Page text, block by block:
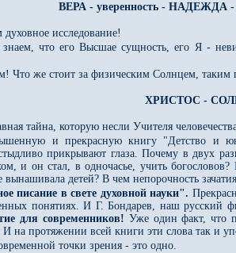
ВЕРА - уверенность - НАДЕЖДА
исследование!
что его Высшае сущность, его Я -
Что же стоит за физическим Солнцем,
ХРИСТОС -
тайна, которую несли Учителя
и прекрасную книгу "Детство и
прикрывают глаза. Почему в двух
и он стал, в одночасье, учить
детей? В чем непорочность
писание в свете духовной науки".
понятиях. И Г. Бондарев, наш русский
для современников! Уже один факт, что
на протяжении всей книги эти слова так и
точки зрения - это одно.